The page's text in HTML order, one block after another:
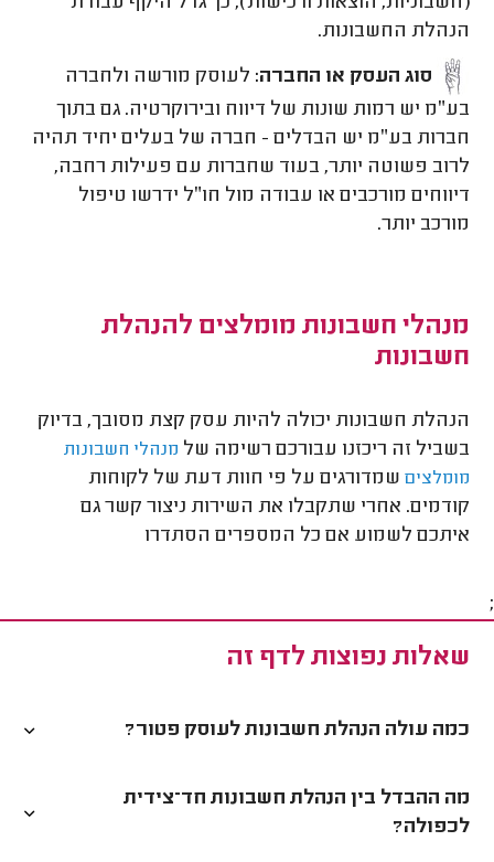
הנהלת החשבונות.
סוג העסק או החברה: לעוסק מורשה ולחברה
בע״מ יש רמות שונות של דיווח ובירוקרטיה. גם בתוך
חברות בע״מ יש הבדלים - חברה של בעלים יחיד תהיה
לרוב פשוטה יותר, בעוד שחברות עם פעילות רחבה,
דיווחים מורכבים או עבודה מול חו״ל ידרשו טיפול
מורכב יותר.
מנהלי חשבונות מומלצים להנהלת
חשבונות
הנהלת חשבונות יכולה להיות עסק קצת מסובך, בדיוק
בשביל זה ריכזנו עבורכם רשימה של מנהלי חשבונות
מומלצים שמדורגים על פי חוות דעת של לקוחות
קודמים. אחרי שתקבלו את השירות ניצור קשר גם
איתכם לשמוע אם כל המספרים הסתדרו
;
שאלות נפוצות לדף זה
כמה עולה הנהלת חשבונות לעוסק פטור?
מה ההבדל בין הנהלת חשבונות חד־צידית
לכפולה?